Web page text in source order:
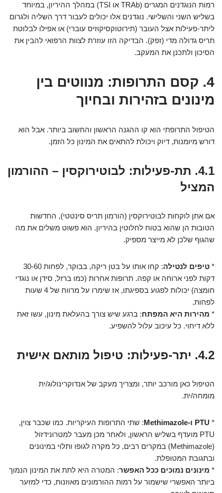
רמות הנוגדנים המגרים (TRAb או TSI) במהלך ההיריון, במיוחד
בשליש השני והשלישי. נוגדנים אלו יכולים לעבור דרך השליה ולגרום
ליתר-פעילות אצל העובר (תירוטוקסיקוזיס עוברי) או אפילו לבלוטת
תריס גדולה מדי (זפק). הבדיקה הזו עוזרת לצוות הרפואי להבין את
הסיכון ולתכנן את המעקב.
4. קסם התרופות: מנווטים בין
מינונים בזהירות ובחיוך
הטיפול התרופתי הוא קו ההגנה הראשון והחשוב ביותר. אבל הוא
דורש מיומנות, דיוק ויכולת להתאים את המינון כל הזמן.
4.1. תת-פעילות: לבוטירוקסין – ההורמון
המציל
אם אתן לוקחות לבוטירוקסין (הורמון תריס סינטטי), החדשות
הטובות הן שהוא בטוח לחלוטין בהיריון. הוא פשוט משלים את מה
שהגוף שלכן לא מייצר מספיק.
* טיפים לנטילה
: קחו אותו על בטן ריקה, בבוקר, לפחות 30-60
דקות לפני ארוחה או קפה. תרופות אחרות (כמו ברזל, סידן או נוגדי
חומצה) יכולות לפגוע בספיגתו, אז שימרו על מרווח של 4 שעות
לפחות.
* מהירות היא המפתח: ברגע שיש צורך בהעלאת מינון, עשו זאת
ללא דיחוי. כל עיכוב עלול להשפיע.
4.2. יתר-פעילות: טיפול מותאם אישית
הטיפול כאן מורכב יותר, ומצריך מעקב של אנדוקרינולוג/ית
מומחה/ית.
* PTU ו-Methimazole
: שתי התרופות העיקריות. כמו שכבר צוין,
PTU מועדף בשליש הראשון, ולאחר מכן מעבר למטרונידזול
(Methimazole) במקרים רבים, כל מקרה לגופו ותלוי במינונים
ובתגובת המטופלת.
* מינונים נמוכים ככל האפשר: המטרה היא לתת את המינון הנמוך
ביותר האפשרי שישמור על רמות ההורמונים מאוזנות, כדי למזער